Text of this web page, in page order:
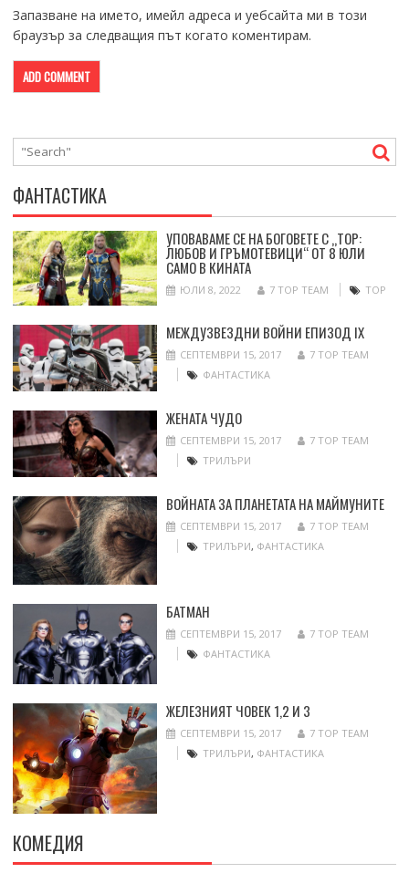
Запазване на името, имейл адреса и уебсайта ми в този
браузър за следващия път когато коментирам.
ФАНТАСТИКА
УПОВАВАМЕ СЕ НА БОГОВЕТЕ С „ТОР:
ЛЮБОВ И ГРЪМОТЕВИЦИ“ ОТ 8 ЮЛИ
САМО В КИНАТА
ЮЛИ 8, 2022 7 TOP TEAM ТОР
МЕЖДУЗВЕЗДНИ ВОЙНИ ЕПИЗОД IX
СЕПТЕМВРИ 15, 2017
7 TOP TEAM
ФАНТАСТИКА
ЖЕНАТА ЧУДО
СЕПТЕМВРИ 15, 2017
7 TOP TEAM
ТРИЛЪРИ
ВОЙНАТА ЗА ПЛАНЕТАТА НА МАЙМУНИТЕ
СЕПТЕМВРИ 15, 2017
7 TOP TEAM
ТРИЛЪРИ, ФАНТАСТИКА
БАТМАН
СЕПТЕМВРИ 15, 2017
7 TOP TEAM
ФАНТАСТИКА
ЖЕЛЕЗНИЯТ ЧОВЕК 1,2 И 3
СЕПТЕМВРИ 15, 2017
7 TOP TEAM
ТРИЛЪРИ, ФАНТАСТИКА
КОМЕДИЯ